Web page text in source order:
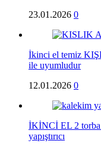
23.01.2026 0
İkinci el temiz
ile uyumludur
12.01.2026 0
İKİNCİ EL 2 torba
yapıştırıcı